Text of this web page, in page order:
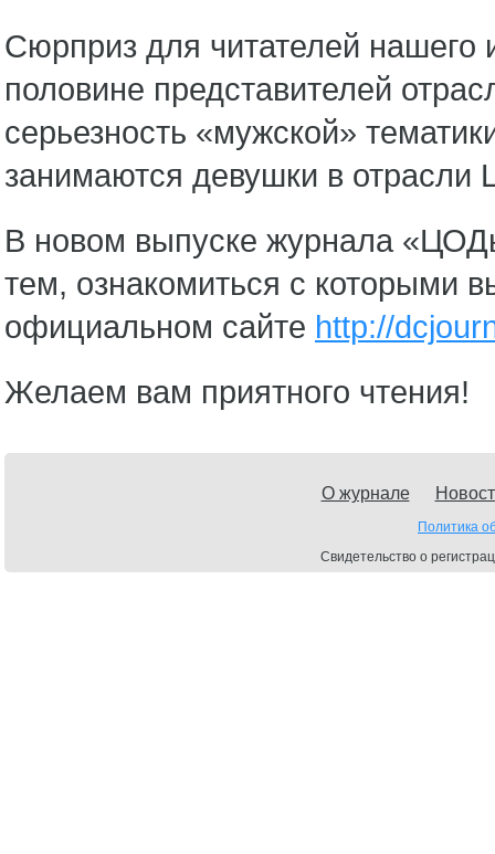
Сюрприз для читателей
половине представителей
серьезность «мужской»
занимаются девушки в
В новом выпуске журнала
тем, ознакомиться с которыми
официальном сайте http://
Желаем вам приятного чтения!
О журнале
Политика
Свидетельство о